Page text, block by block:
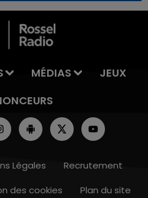
MÉDIAS
JEUX
Légales
Recrutement
des cookies Plan du site